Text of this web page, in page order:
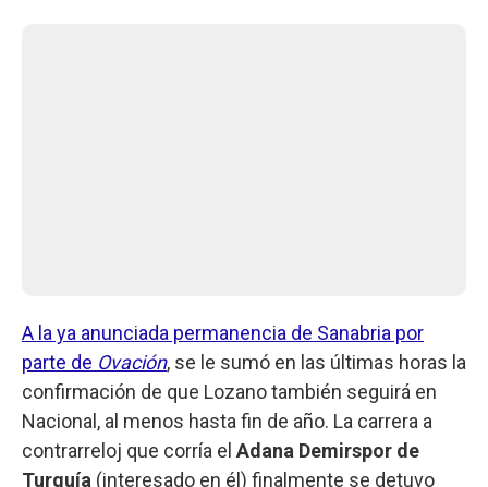
A la ya anunciada permanencia de Sanabria por
parte de Ovación, se le sumó en las últimas horas la
confirmación de que Lozano también seguirá en
Nacional, al menos hasta fin de año. La carrera a
contrarreloj que corría el Adana Demirspor de
Turquía (interesado en él) finalmente se detuvo